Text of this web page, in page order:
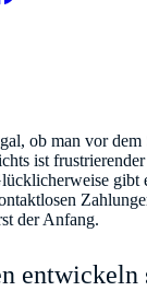
ob man vor dem
ist
gibt
der Anfang.